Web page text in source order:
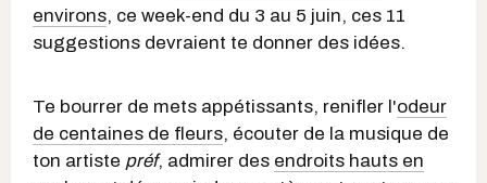
environs, ce week-end du 3 au 5 juin, ces 11
suggestions devraient te donner des idées.
Te bourrer de mets appétissants, renifler l'odeur
de centaines de fleurs, écouter de la musique de
ton artiste préf, admirer des endroits hauts en